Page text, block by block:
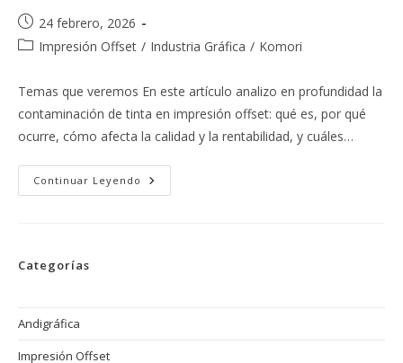
Publicación
de
24 febrero, 2026
Categoría
la
Impresión Offset / Industria Gráfica / Komori
Temas que veremos En este artículo analizo en profundidad la
contaminación de tinta en impresión offset: qué es, por qué
ocurre, cómo afecta la calidad y la rentabilidad, y cuáles…
Continuar Leyendo Contaminación
De
Categorías
Andigráfica
Impresión Offset